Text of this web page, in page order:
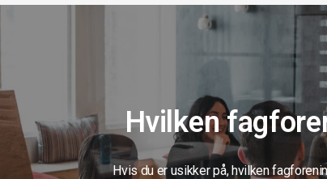
Hvilken
Hvis du er usikker på, hvilken